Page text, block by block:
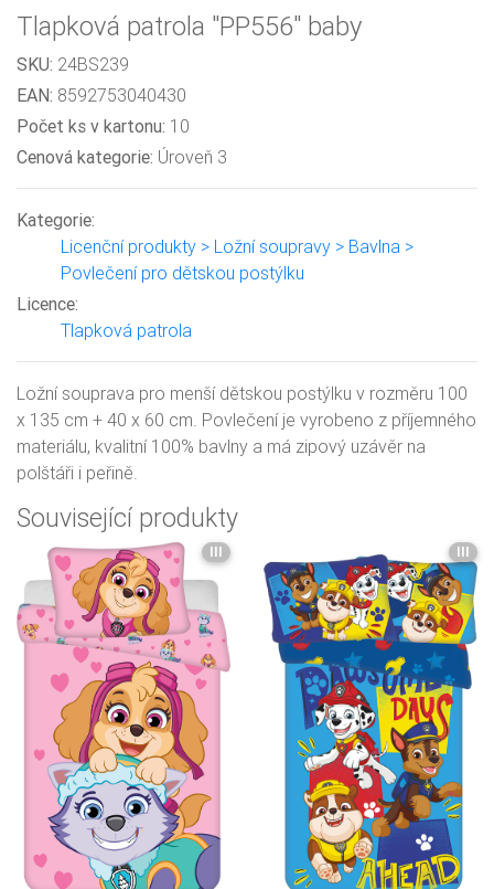
Tlapková patrola "PP556" baby
SKU: 24BS239
EAN: 8592753040430
Počet ks v kartonu: 10
Cenová kategorie: Úroveň 3
Kategorie:
Licenční produkty > Ložní soupravy > Bavlna >
Povlečení pro dětskou postýlku
Licence:
Tlapková patrola
Ložní souprava pro menší dětskou postýlku v rozměru 100
x 135 cm + 40 x 60 cm. Povlečení je vyrobeno z příjemného
materiálu, kvalitní 100% bavlny a má zipový uzávěr na
polštáři i peřině.
Související produkty
III III